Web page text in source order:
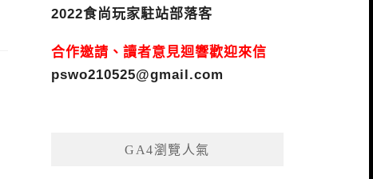
2022食尚玩家駐站部落客
合作邀請、讀者意見迴響歡迎來信
pswo210525@gmail.com
GA4瀏覽人氣